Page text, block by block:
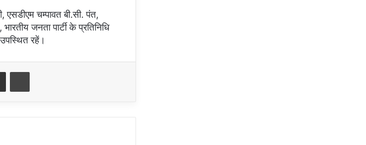
एसडीएम चम्पावत बी.सी. पंत,
जनता पार्टी के प्रतिनिधि
रहें।
Share via Email Print